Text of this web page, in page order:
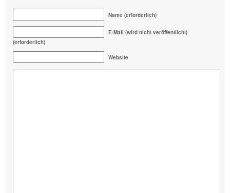
Name (erforderlich)
E-Mail (wird nicht veröffentlicht)
(erforderlich)
Website